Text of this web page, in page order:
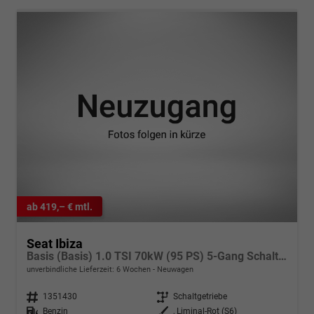
ab 419,– € mtl.
Seat Ibiza
Basis (Basis) 1.0 TSI 70kW (95 PS) 5-Gang Schaltgetriebe
unverbindliche Lieferzeit: 6 Wochen Neuwagen
Fahrzeugnr. 1351430 Getriebe Schaltgetriebe
Kraftstoff
Benzin Außenfarbe , Liminal-Rot (S6)